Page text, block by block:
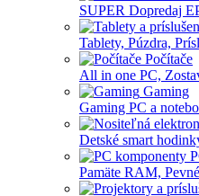
SUPER Dopredaj
Tablety, Púzdra,
Počítače
All in one PC,
Gaming
Gaming PC a
Detské smart
Pamäte RAM,